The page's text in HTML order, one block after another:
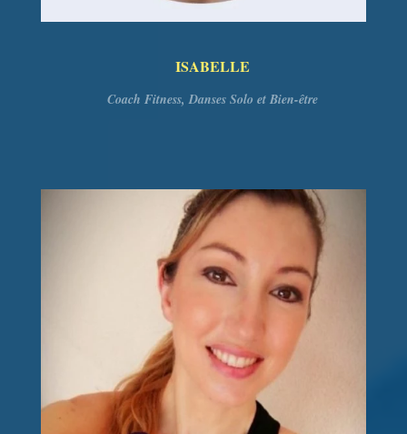
ISABELLE
Coach Fitness, Danses Solo et Bien-être